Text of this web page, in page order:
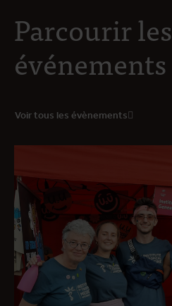
Parcourir les
événements
Voir tous les évènements